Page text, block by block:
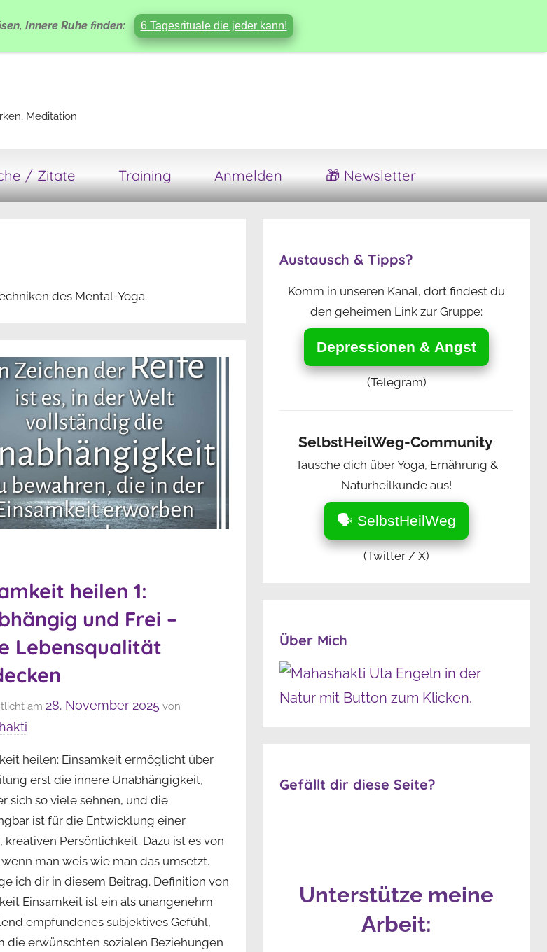
Meditation
/ Zitate Training Anmelden 🎁 Newsletter
des Mental-Yoga.
heilen 1:
und Frei –
Lebensqualität
am28. November 2025 von
heilen: Einsamkeit ermöglicht über
erst die innere Unabhängigkeit,
sich so viele sehnen, und die
ist für die Entwicklung einer
kreativen Persönlichkeit. Dazu ist es von
man weis wie man das umsetzt.
ich dir in diesem Beitrag. Definition von
Einsamkeit ist ein als unangenehm
empfundenes subjektives Gefühl,
die erwünschten sozialen Beziehungen
Austausch & Tipps?
Komm in unseren Kanal, dort findest du
den geheimen Link zur Gruppe:
Depressionen & Angst
(Telegram)
SelbstHeilWeg-Community:
Tausche dich über Yoga, Ernährung &
Naturheilkunde aus!
🗣️ SelbstHeilWeg
(Twitter / X)
Über Mich
Gefällt dir diese Seite?
Unterstütze meine
Arbeit:
Innere Ruhe finden: 6 Tagesrituale die jeder kann!